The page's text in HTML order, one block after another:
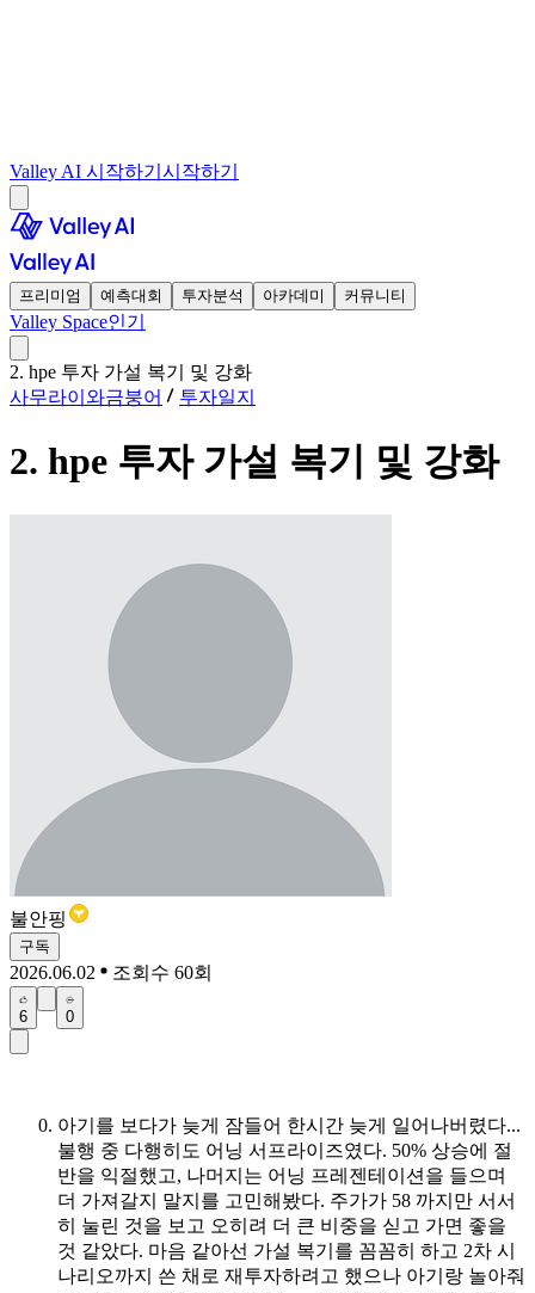
Valley AI 시작하기 시작하기
프리미엄 예측대회 투자분석 아카데미 커뮤니티
Valley Space인기
2. hpe 투자 가설 복기 및 강화
사무라이와금붕어
투자일지
2. hpe 투자 가설 복기 및 강화
불안핑
구독
2026.06.02 조회수 60회
6 0
아기를 보다가 늦게 잠들어 한시간 늦게 일어나버렸다...
불행 중 다행히도 어닝 서프라이즈였다. 50% 상승에 절
반을 익절했고, 나머지는 어닝 프레젠테이션을 들으며
더 가져갈지 말지를 고민해봤다. 주가가 58 까지만 서서
히 눌린 것을 보고 오히려 더 큰 비중을 싣고 가면 좋을
것 같았다. 마음 같아선 가설 복기를 꼼꼼히 하고 2차 시
나리오까지 쓴 채로 재투자하려고 했으나 아기랑 놀아줘